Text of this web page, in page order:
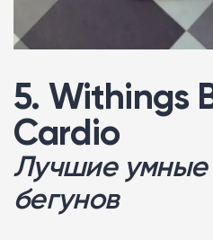
5. Withings
Cardio
Лучшие умные
бегунов